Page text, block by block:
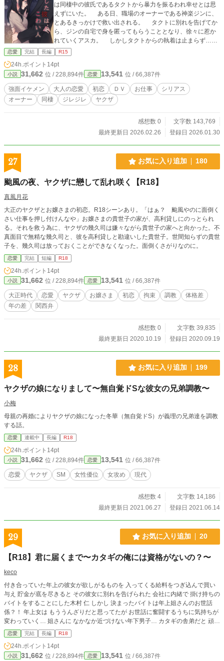
は同棲中の彼氏であるタクトから暴力を振るわれ幸せとは思
えずにいた。 ある日、職場のオーナーである神楽ジンに、
とあるきっかけで救い出される。 タクトに別れを告げてか
ら、ジンの自宅で身を匿ってもらうこととなり、徐々に惹か
れていくアスカ。 しかしタクトからの執着は止まらず……
ワケあり強面オーナー×波瀾万丈の人生を送るエステティシ
ャンの、ヒューマンラブストーリー。 ※ほぼ毎日複数回投稿
予定。完結保証です。 ◆表紙絵/みつ葉 様
恋愛 完結 長編 R15
24h.ポイント 14pt
小説 31,662 位 / 228,894件 恋愛 13,541 位 / 66,387件
強面イケメン 大人の恋愛 初恋 ＤＶ お仕事
シリアス
オーナー
同棲 ジレジレ ヤクザ
感想数 0
文字数 143,769
最終更新日 2026.02.26
登録日 2026.01.30
27 お気に入り追加 180
颱風の夜、ヤクザに戀して乱れ咲く【R18】
真風月花
大正のヤクザとお嬢さまの初恋。R18シーンあり。「はぁ？ 颱風やのに面倒く
さい仕事を押し付けんなや」お嬢さまの貴世子の家が、高利貸しにのっとられ
る。それを救う為に、ヤクザの幾久司は嫌々ながら貴世子の家へと向かった。不
真面目で無精な幾久司と、彼を高利貸しと勘違いした貴世子。世間知らずの貴世
子を、幾久司は放っておくことができなくなった。面倒くさがりなのに。
恋愛 完結 短編 R18
24h.ポイント 14pt
小説 31,662 位 / 228,894件 恋愛 13,541 位 / 66,387件
大正時代 恋愛 ヤクザ お嬢さま 初恋 拘束 調教
体格差
年の差
関西弁
感想数 0
文字数 39,835
最終更新日 2020.10.19
登録日 2020.09.19
28 お気に入り追加 199
ヤクザの娘になりまして〜無自覚ドSな彼女の兄弟調教〜
小梅
母親の再婚によりヤクザの娘になった冬華（無自覚ドS）が義理の兄弟達を調教
する話。
恋愛 連載中 長編 R18
24h.ポイント 14pt
小説 31,662 位 / 228,894件 恋愛 13,541 位 / 66,387件
恋愛 ヤクザ SM 女性優位 女攻め 現代
感想数 4
文字数 14,186
最終更新日 2021.06.27
登録日 2021.06.14
29 お気に入り追加 20
【R18】君に届くまで〜カタギの俺には資格がないの？〜
keco
付き合っていた年上の彼女が欲しがるものを 入ってくる給料をつぎ込んで買い
与え 貯金が底を尽きると その彼女に別れを告げられた 会社に内緒で 掛け持ちの
バイトをすることにした木村 仁 しかし 決まったバイトは年上姐さんのお世話
係？！ 年上女は もううんざりだと思ってたが お世話に奮闘するうちに気持ちが
変わっていく… 姐さんに なかなか近づけない年下男子… カタギの舎弟だと 頑な
に距離を置こうとする年上姐さん… この2人、どうなるん？ 色んな障害を乗り
越える2人… 甘いか…切ないか… 最後まで読んでくださればわかります♡ この
お話はフィクションです！
恋愛 完結 長編 R18
24h.ポイント 14pt
小説 31,662 位 / 228,894件 恋愛 13,541 位 / 66,387件